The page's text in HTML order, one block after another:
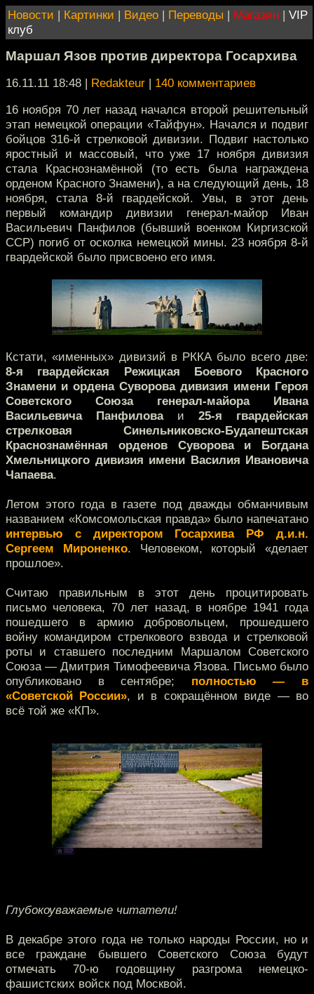
Новости | Картинки | Видео | Переводы | Магазин | VIP
клуб
Маршал Язов против директора Госархива
16.11.11 18:48 | Redakteur | 140 комментариев
16 ноября 70 лет назад начался второй решительный
этап немецкой операции «Тайфун». Начался и подвиг
бойцов 316-й стрелковой дивизии. Подвиг настолько
яростный и массовый, что уже 17 ноября дивизия
стала Краснознамённой (то есть была награждена
орденом Красного Знамени), а на следующий день, 18
ноября, стала 8-й гвардейской. Увы, в этот день
первый командир дивизии генерал-майор Иван
Васильевич Панфилов (бывший военком Киргизской
ССР) погиб от осколка немецкой мины. 23 ноября 8-й
гвардейской было присвоено его имя.
Кстати, «именных» дивизий в РККА было всего две:
8-я гвардейская Режицкая Боевого Красного
Знамени и ордена Суворова дивизия имени Героя
Советского Союза генерал-майора Ивана
Васильевича Панфиловаи 25-я гвардейская
стрелковая Синельниковско-Будапештская
Краснознамённая орденов Суворова и Богдана
Хмельницкого дивизия имени Василия Ивановича
Чапаева.
Летом этого года в газете под дважды обманчивым
названием «Комсомольская правда» было напечатано
интервью с директором Госархива РФ д.и.н.
Сергеем Мироненко. Человеком, который «делает
прошлое».
Считаю правильным в этот день процитировать
письмо человека, 70 лет назад, в ноябре 1941 года
пошедшего в армию добровольцем, прошедшего
войну командиром стрелкового взвода и стрелковой
роты и ставшего последним Маршалом Советского
Союза — Дмитрия Тимофеевича Язова. Письмо было
опубликовано в сентябре; полностью — в
«Советской России», и в сокращённом виде — во
всё той же «КП».
Глубокоуважаемые читатели!
В декабре этого года не только народы России, но и
все граждане бывшего Советского Союза будут
отмечать 70-ю годовщину разгрома немецко-
фашистских войск под Москвой.